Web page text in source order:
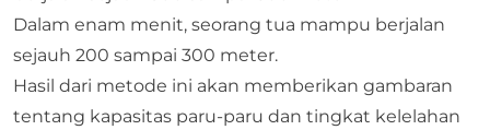
Dalam enam menit, seorang tua mampu berjalan
sejauh 200 sampai 300 meter.
Hasil dari metode ini akan memberikan gambaran
tentang kapasitas paru-paru dan tingkat kelelahan